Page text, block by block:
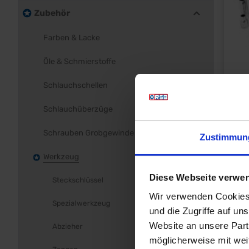
Diese Webseite
Wir verwenden
und die Zugriffe auf
Website an unsere
möglicherweise mit
Zubehör
Farben & Lacke
Öle & Schmierstoffe
Schlauchschellen
Schlauchüberzüge
Schrauben Grobgewinde
Werkzeug
Steckschlüssel
Spezialwerkzeug
Abzieher